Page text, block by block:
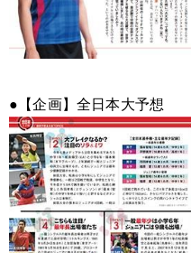
●【企画】全日本大予想